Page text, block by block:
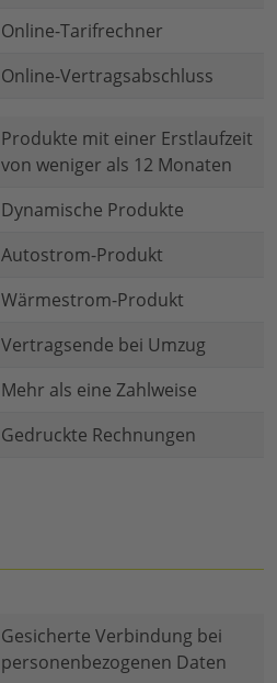
Online-Tarifrechner
Online-Vertragsabschluss
Produkte mit einer Erstlaufzeit
von weniger als 12 Monaten
Dynamische Produkte
Autostrom-Produkt
Wärmestrom-Produkt
Vertragsende bei Umzug
Mehr als eine Zahlweise
Gedruckte Rechnungen
Gesicherte Verbindung bei
personenbezogenen Daten